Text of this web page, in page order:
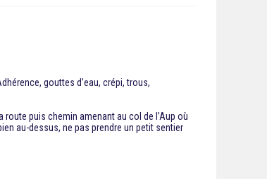
gouttes d’eau, crépi, trous,
route puis chemin amenant au col de l’Aup où
au-dessus, ne pas prendre un petit sentier